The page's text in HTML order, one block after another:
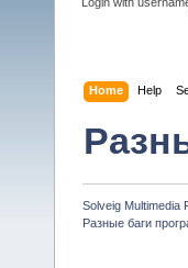
Home Help
Solveig Multimedia
Разные баги